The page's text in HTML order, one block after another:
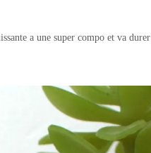
a une super compo et va durer